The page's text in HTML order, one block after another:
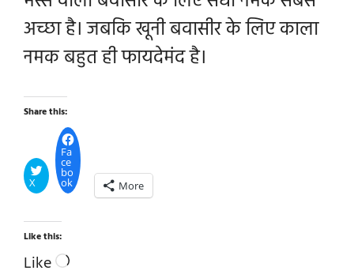
अच्छा है। जबकि खूनी बवासीर के लिए काला
नमक बहुत ही फायदेमंद है।
Share this:
X
Fa
ce
bo
ok More
Like this:
Like Loading…